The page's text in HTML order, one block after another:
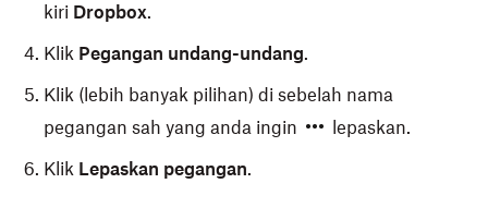
kiri Dropbox.
Klik Pegangan undang-undang.
Klik (lebih banyak pilihan) di sebelah nama
pegangan sah yang anda ingin
lepaskan.
Klik Lepaskan pegangan.